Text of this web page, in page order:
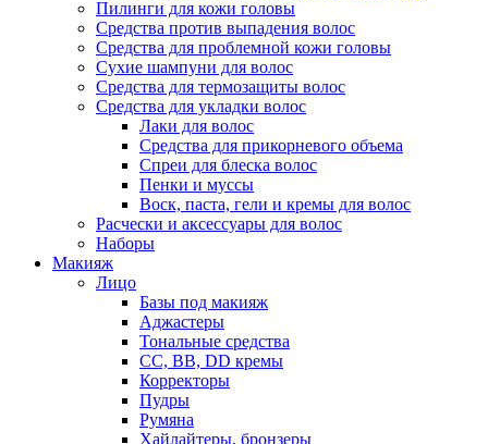
Пилинги для кожи головы
Средства против выпадения волос
Средства для проблемной кожи головы
Сухие шампуни для волос
Средства для термозащиты волос
Средства для укладки волос
Лаки для волос
Средства для прикорневого объема
Спреи для блеска волос
Пенки и муссы
Воск, паста, гели и кремы для волос
Расчески и аксессуары для волос
Наборы
Макияж
Лицо
Базы под макияж
Аджастеры
Тональные средства
CC, BB, DD кремы
Корректоры
Пудры
Румяна
Хайлайтеры, бронзеры